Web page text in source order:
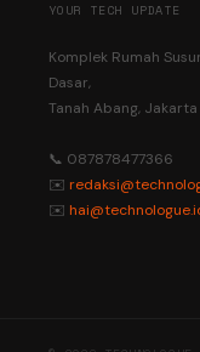
YOUR TECH UPDATE
Komplek Rumah
Dasar,
Tanah Abang,
📞 087878477366
✉️
✉️